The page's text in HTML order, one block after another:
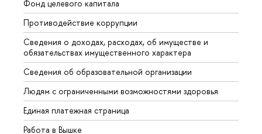
Фонд целевого капитала
Противодействие коррупции
Сведения о доходах, расходах, об имуществе и
обязательствах имущественного характера
Сведения об образовательной организации
Людям с ограниченными возможностями здоровья
Единая платежная страница
Работа в Вышке